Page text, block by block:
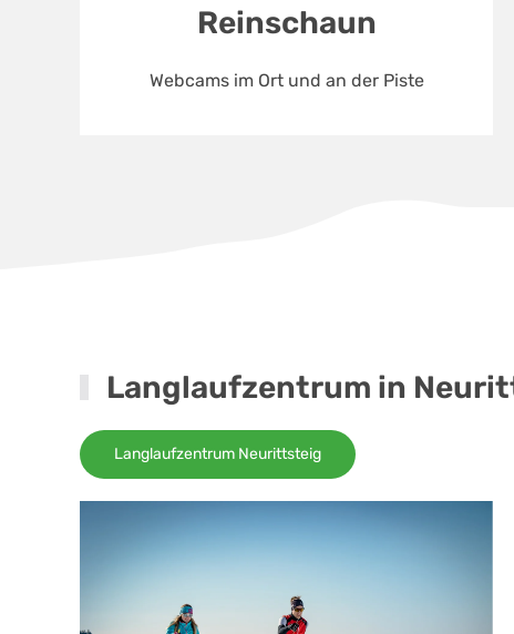
Reinschaun
Webcams im Ort und an der Piste
Langlaufzentrum in
Langlaufzentrum Neurittsteig